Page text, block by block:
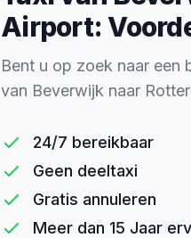
Airport:
Bent u op zoek naar een
van Beverwijk naar
24/7 bereikbaar
Geen deeltaxi
Gratis annuleren
Meer dan 15 Jaar